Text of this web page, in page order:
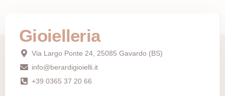
Gioielleria
Via Largo Ponte 24, 25085 Gavardo (BS)
info@berardigioielli.it
+39 0365 37 20 66